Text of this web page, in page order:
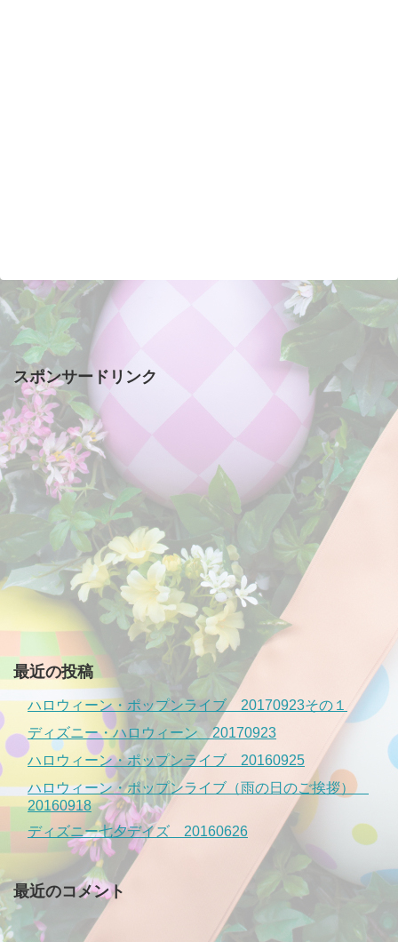
スポンサードリンク
最近の投稿
ハロウィーン・ポップンライブ 20170923その１
ディズニー・ハロウィーン 20170923
ハロウィーン・ポップンライブ 20160925
ハロウィーン・ポップンライブ（雨の日のご挨拶）
20160918
ディズニー七夕デイズ 20160626
最近のコメント